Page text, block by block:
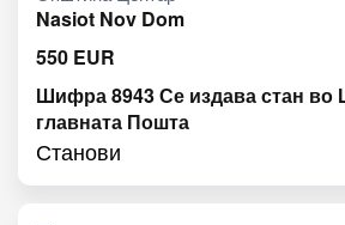
Nasiot Nov Dom
550 EUR
Шифра 8943 Се издава стан во
главната Пошта
Станови